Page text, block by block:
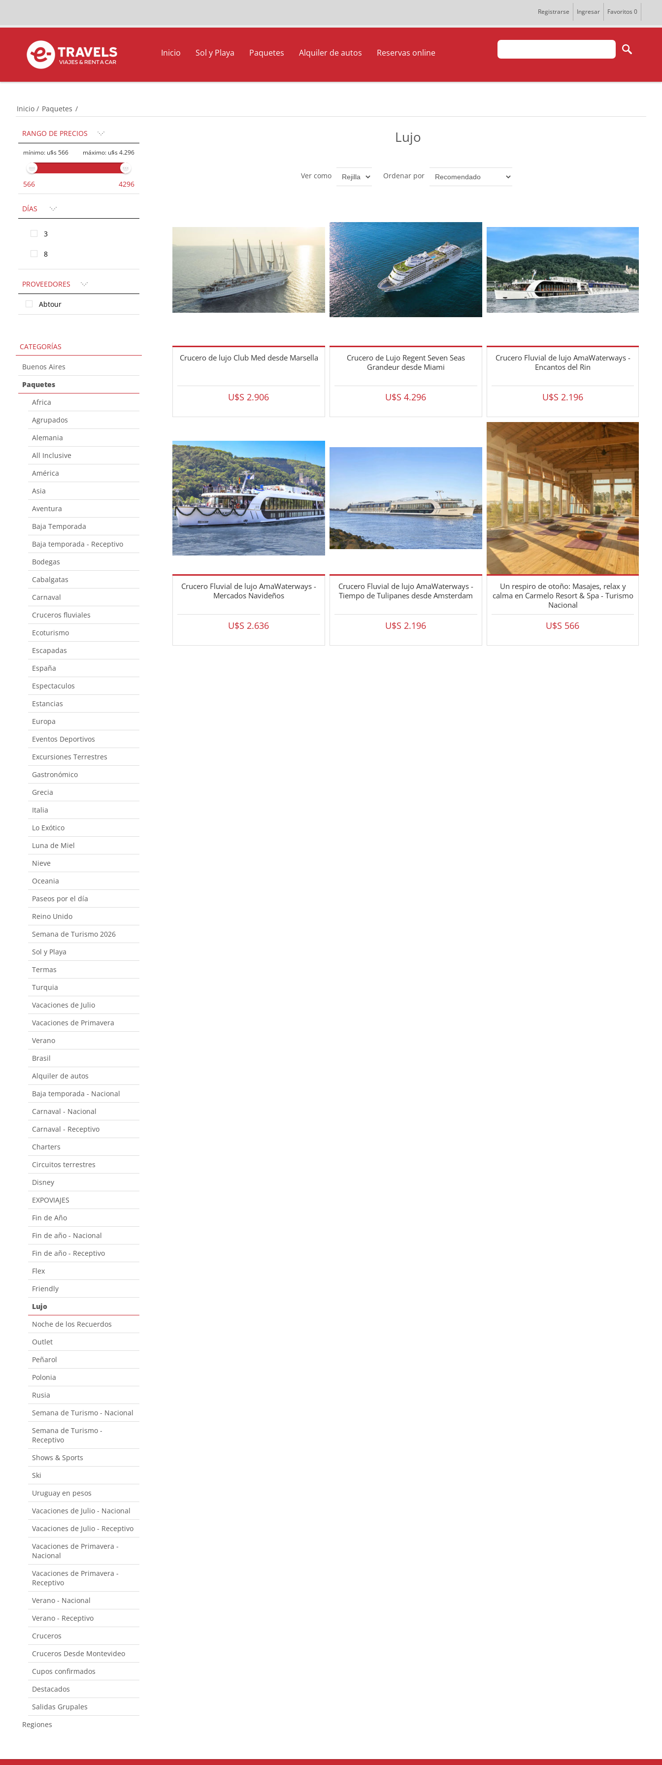
Registrarse Ingresar Favoritos 0
Inicio Sol y Playa Paquetes Alquiler de autos Reservas online
Inicio / Paquetes /
Lujo
Ver como Ordenar por
Crucero de lujo Club Med desde Marsella
U$S 2.906
Crucero de Lujo Regent Seven Seas
Grandeur desde Miami
U$S 4.296
Crucero Fluvial de lujo AmaWaterways -
Encantos del Rin
U$S 2.196
Crucero Fluvial de lujo AmaWaterways -
Mercados Navideños
U$S 2.636
Crucero Fluvial de lujo AmaWaterways -
Tiempo de Tulipanes desde Amsterdam
U$S 2.196
Un respiro de otoño: Masajes, relax y
calma en Carmelo Resort & Spa - Turismo
Nacional
U$S 566
RANGO DE PRECIOS
mínimo: u$s 566 máximo: u$s 4.296
566 4296
DÍAS
3
8
PROVEEDORES
Abtour
CATEGORÍAS
Buenos Aires
Paquetes
Africa
Agrupados
Alemania
All Inclusive
América
Asia
Aventura
Baja Temporada
Baja temporada - Receptivo
Bodegas
Cabalgatas
Carnaval
Cruceros fluviales
Ecoturismo
Escapadas
España
Espectaculos
Estancias
Europa
Eventos Deportivos
Excursiones Terrestres
Gastronómico
Grecia
Italia
Lo Exótico
Luna de Miel
Nieve
Oceania
Paseos por el día
Reino Unido
Semana de Turismo 2026
Sol y Playa
Termas
Turquia
Vacaciones de Julio
Vacaciones de Primavera
Verano
Brasil
Alquiler de autos
Baja temporada - Nacional
Carnaval - Nacional
Carnaval - Receptivo
Charters
Circuitos terrestres
Disney
EXPOVIAJES
Fin de Año
Fin de año - Nacional
Fin de año - Receptivo
Flex
Friendly
Lujo
Noche de los Recuerdos
Outlet
Peñarol
Polonia
Rusia
Semana de Turismo - Nacional
Semana de Turismo -
Receptivo
Shows & Sports
Ski
Uruguay en pesos
Vacaciones de Julio - Nacional
Vacaciones de Julio - Receptivo
Vacaciones de Primavera -
Nacional
Vacaciones de Primavera -
Receptivo
Verano - Nacional
Verano - Receptivo
Cruceros
Cruceros Desde Montevideo
Cupos confirmados
Destacados
Salidas Grupales
Regiones